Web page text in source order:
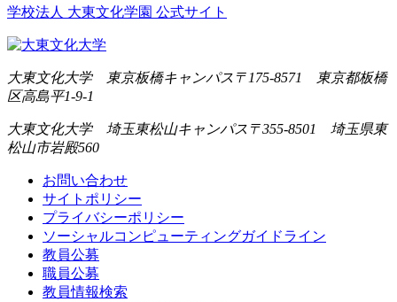
学校法人 大東文化学園 公式サイト
大東文化大学 東京板橋キャンパス 〒175-8571 東京都板橋
区高島平1-9-1
大東文化大学 埼玉東松山キャンパス 〒355-8501 埼玉県東
松山市岩殿560
お問い合わせ
サイトポリシー
プライバシーポリシー
ソーシャルコンピューティングガイドライン
教員公募
職員公募
教員情報検索